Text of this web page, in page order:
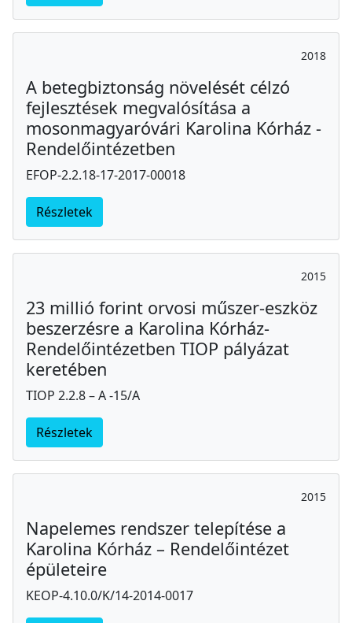
2018
A betegbiztonság növelését célzó
fejlesztések megvalósítása a
mosonmagyaróvári Karolina Kórház -
Rendelőintézetben
EFOP-2.2.18-17-2017-00018
Részletek
2015
23 millió forint orvosi műszer-eszköz
beszerzésre a Karolina Kórház-
Rendelőintézetben TIOP pályázat
keretében
TIOP 2.2.8 – A -15/A
Részletek
2015
Napelemes rendszer telepítése a
Karolina Kórház – Rendelőintézet
épületeire
KEOP-4.10.0/K/14-2014-0017